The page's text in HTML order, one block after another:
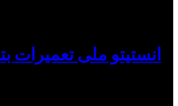
انستیتو ملی تعمیرات